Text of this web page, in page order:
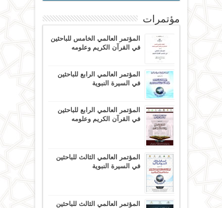
مؤتمرات
المؤتمر العالمي الخامس للباحثين
في القرآن الكريم وعلومه
المؤتمر العالمي الرابع للباحثين
في السيرة النبوية
المؤتمر العالمي الرابع للباحثين
في القرآن الكريم وعلومه
المؤتمر العالمي الثالث للباحثين
في السيرة النبوية
المؤتمر العالمي الثالث للباحثين